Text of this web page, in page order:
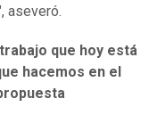
aseveró.
que hoy está
hacemos en el